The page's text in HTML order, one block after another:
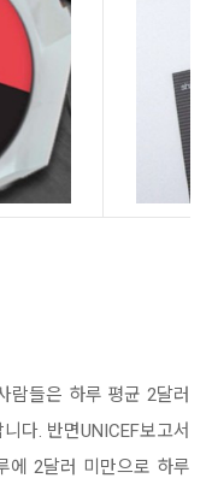
람들은 하루 평균 2달러
다. 반면UNICEF보고서
에 2달러 미만으로 하루